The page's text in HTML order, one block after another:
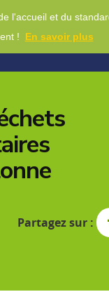
l'accueil et du
! En savoir plus
Partagez sur :